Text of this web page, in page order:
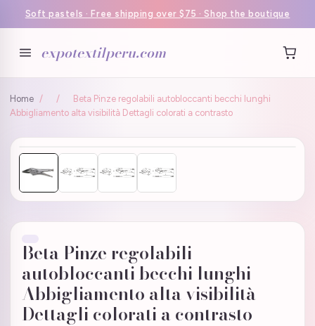
Soft pastels · Free shipping over $75 · Shop the boutique
expotextilperu.com
Home / /
Beta Pinze regolabili autobloccanti becchi lunghi
Abbigliamento alta visibilità Dettagli colorati a contrasto
Beta Pinze regolabili
autobloccanti becchi lunghi
Abbigliamento alta visibilità
Dettagli colorati a contrasto